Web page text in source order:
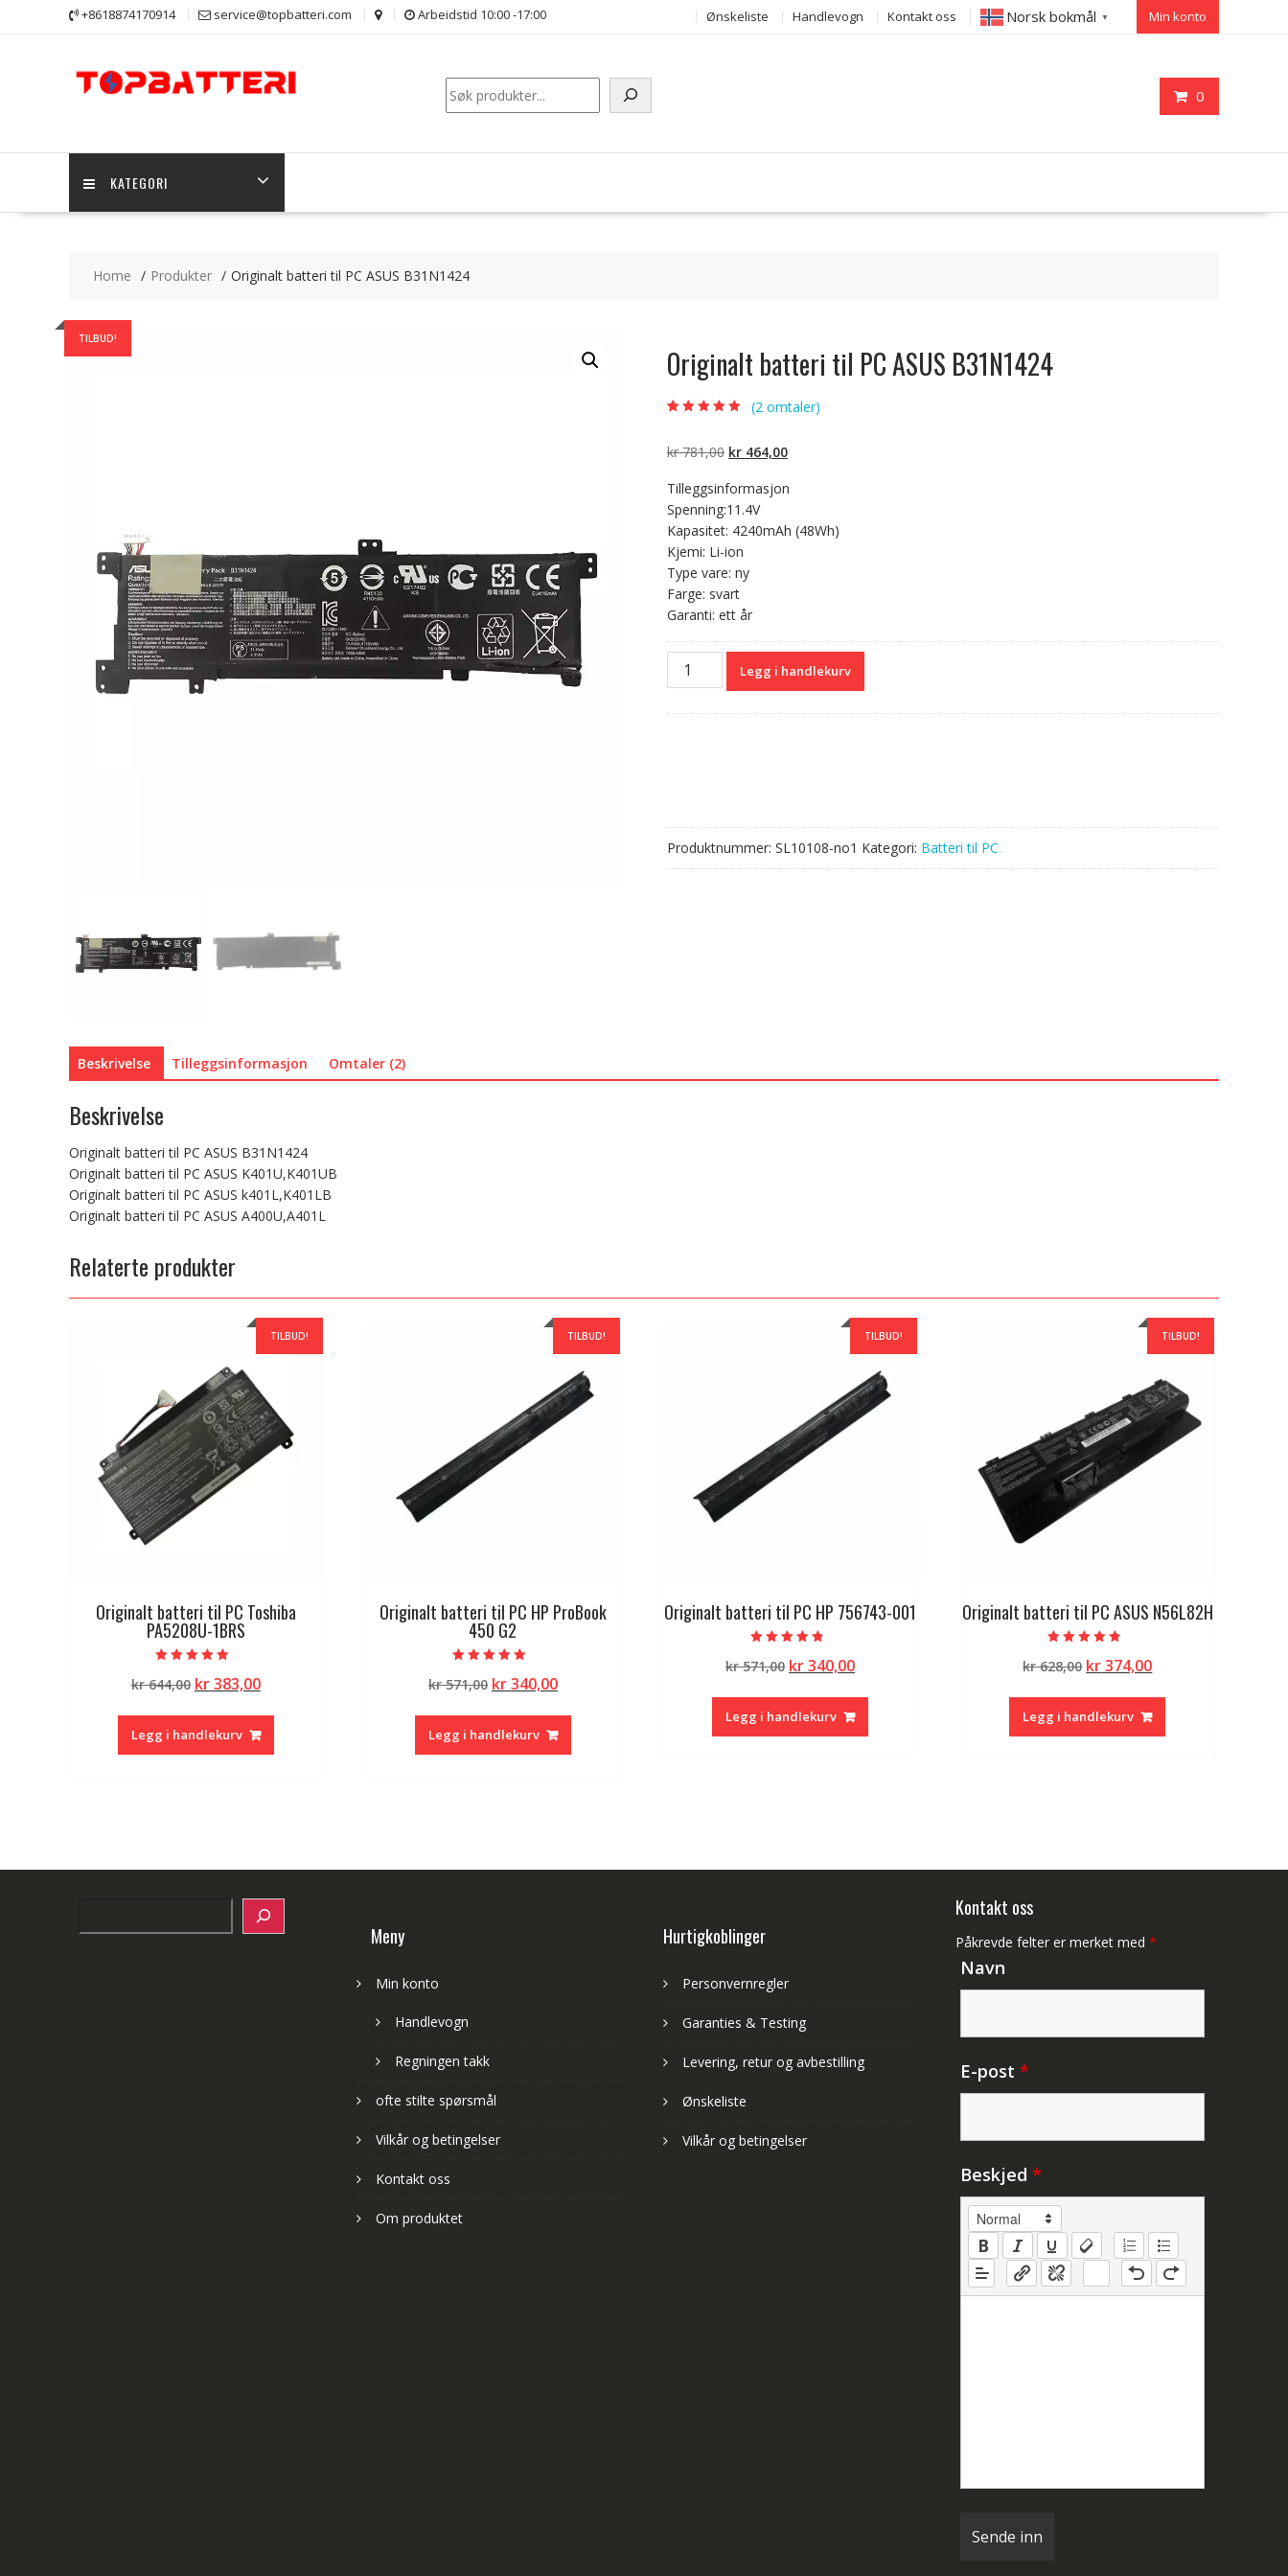
+8618874170914 service@topbatteri.com Arbeidstid 10:00 -17:00 Ønskeliste Handlevogn Kontakt oss Norsk bokmål ▼ Min konto
0
Søk
KATEGORI
Home Produkter Originalt batteri til PC ASUS B31N1424
TILBUD!
Originalt batteri til PC ASUS B31N1424
kundevurderinger
(2 omtaler)
kr781,00 Opprinnelig
var:
kr 781,00.
kr 464,00Nåværende
er:
Tilleggsinformasjon
Spenning:11.4V
Kapasitet: 4240mAh (48Wh)
Kjemi: Li-ion
Type vare: ny
Farge: svart
Garanti: ett år
Originalt
batteri
Legg i handlekurv
Produktnummer: SL10108-no1 Kategori: Batteri til PC
Beskrivelse Tilleggsinformasjon Omtaler (2)
Beskrivelse
Originalt batteri til PC ASUS B31N1424
Originalt batteri til PC ASUS K401U,K401UB
Originalt batteri til PC ASUS k401L,K401LB
Originalt batteri til PC ASUS A400U,A401L
Relaterte produkter
TILBUD!
Originalt batteri til PC Toshiba
PA5208U-1BRS
5.00
av 5
kr644,00 Opprinnelig
var:
kr 644,00.
kr383,00Nåværende
kr 383,00.
Legg i handlekurv
TILBUD!
Originalt batteri til PC HP ProBook
450 G2
5.00
av 5
kr571,00 Opprinnelig
var:
kr 571,00.
kr340,00Nåværende
kr 340,00.
Legg i handlekurv
TILBUD!
Originalt batteri til PC HP 756743-001
4.50
av 5
kr571,00 Opprinnelig
var:
kr 571,00.
kr340,00Nåværende
kr 340,00.
Legg i handlekurv
TILBUD!
Originalt batteri til PC ASUS N56L82H
4.50
av 5
kr628,00 Opprinnelig
var:
kr 628,00.
kr374,00Nåværende
kr 374,00.
Legg i handlekurv
Meny
Min konto
Handlevogn
Regningen takk
ofte stilte spørsmål
Vilkår og betingelser
Kontakt oss
Om produktet
Hurtigkoblinger
Personvernregler
Garanties & Testing
Levering, retur og avbestilling
Ønskeliste
Vilkår og betingelser
Kontakt oss
Påkrevde felter er merket med *
Navn
E-post *
Beskjed *